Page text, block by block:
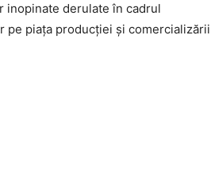
inopinate derulate în cadrul
piaţa producţiei şi comercializării